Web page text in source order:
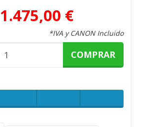
1.475,00 €
*IVA y CANON Incluido
COMPRAR